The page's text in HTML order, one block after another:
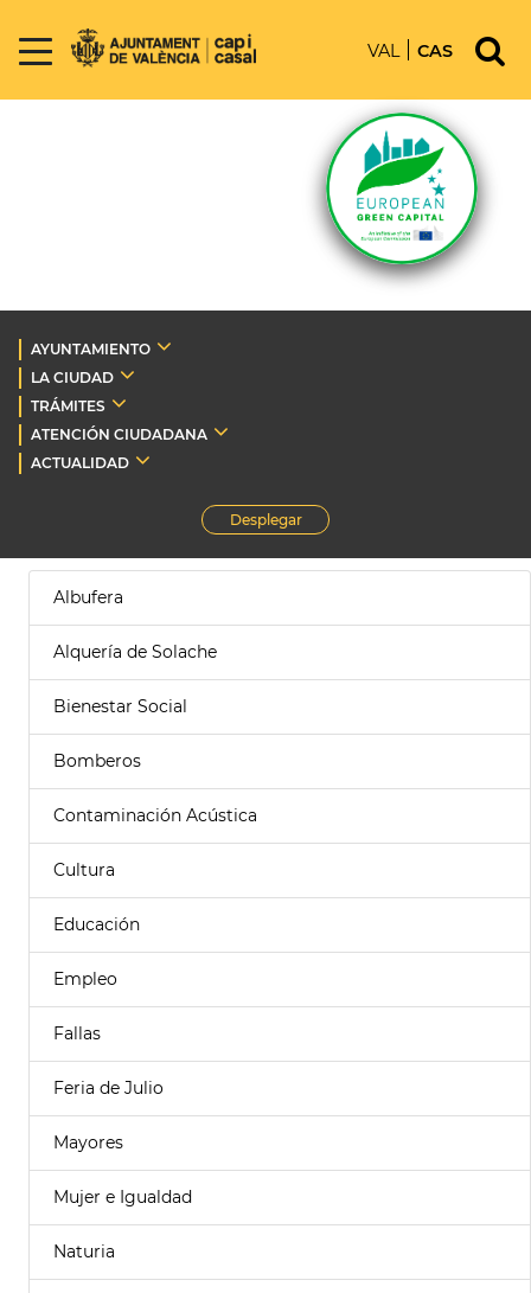
VAL CAS
AYUNTAMIENTO
LA CIUDAD
TRÁMITES
ATENCIÓN CIUDADANA
ACTUALIDAD
Desplegar
Albufera
Alquería de Solache
Bienestar Social
Bomberos
Contaminación Acústica
Cultura
Educación
Empleo
Fallas
Feria de Julio
Mayores
Mujer e Igualdad
Naturia